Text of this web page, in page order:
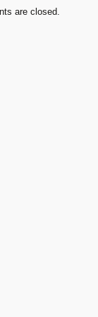
are closed.